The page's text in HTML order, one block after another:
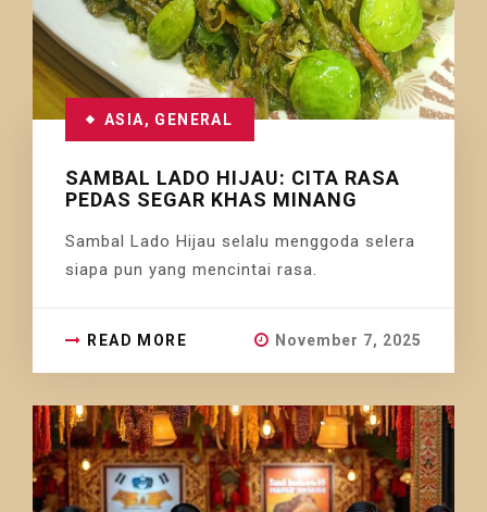
ASIA, GENERAL
SAMBAL LADO HIJAU: CITA RASA
PEDAS SEGAR KHAS MINANG
Sambal Lado Hijau selalu menggoda selera
siapa pun yang mencintai rasa.
READ MORE November 7, 2025